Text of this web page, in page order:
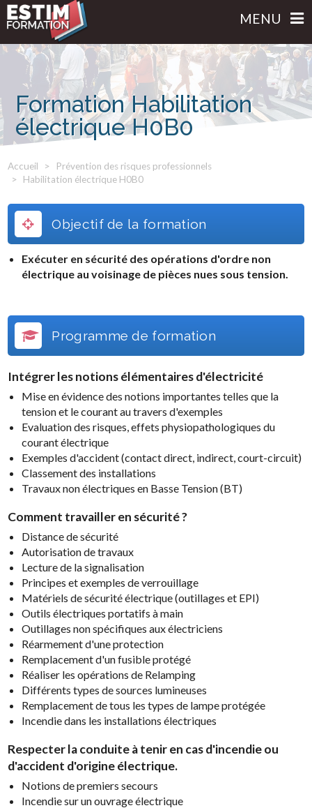
MENU
Formation Habilitation
électrique H0B0
Accueil
Prévention des risques professionnels
Habilitation électrique H0B0
Objectif de la formation
Exécuter en sécurité des opérations d'ordre non
électrique au voisinage de pièces nues sous tension.
Programme de formation
Intégrer les notions élémentaires d'électricité
Mise en évidence des notions importantes telles que la
tension et le courant au travers d'exemples
Evaluation des risques, effets physiopathologiques du
courant électrique
Exemples d'accident (contact direct, indirect, court-circuit)
Classement des installations
Travaux non électriques en Basse Tension (BT)
Comment travailler en sécurité ?
Distance de sécurité
Autorisation de travaux
Lecture de la signalisation
Principes et exemples de verrouillage
Matériels de sécurité électrique (outillages et EPI)
Outils électriques portatifs à main
Outillages non spécifiques aux électriciens
Réarmement d'une protection
Remplacement d'un fusible protégé
Réaliser les opérations de Relamping
Différents types de sources lumineuses
Remplacement de tous les types de lampe protégée
Incendie dans les installations électriques
Respecter la conduite à tenir en cas d'incendie ou
d'accident d'origine électrique.
Notions de premiers secours
Incendie sur un ouvrage électrique